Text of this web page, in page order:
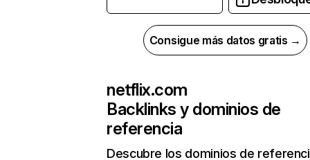
Consigue más datos gratis →
netflix.com
Backlinks y dominios de
referencia
Descubre los dominios de